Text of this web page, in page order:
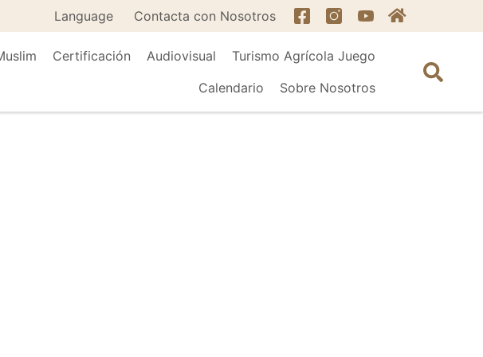
Language Contacta con Nosotros
Certificación Audiovisual
Turismo Agrícola Juego
Calendario
Sobre Nosotros